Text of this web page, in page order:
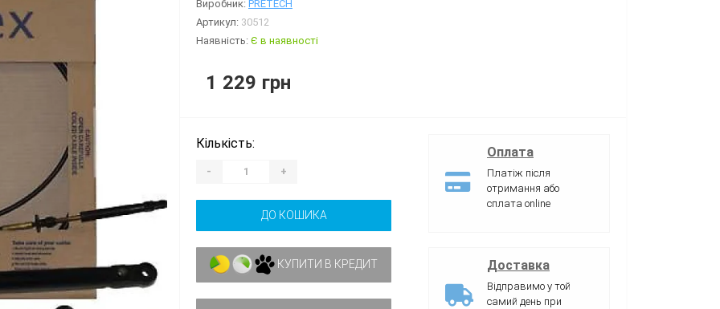
Виробник: PRETECH
Артикул: 30512
Наявність: Є в наявності
1 229 грн
Кількість:
- +
ДО КОШИКА
КУПИТИ В КРЕДИТ
Оплата
Платіж після
отримання або
сплата online
Доставка
Відправимо у той
самий день при